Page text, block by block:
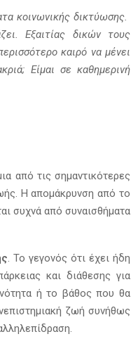
κοινωνικής δικτύωσης.
Εξαιτίας δικών τους
καιρό να μένει
Είμαι σε καθημερινή
από τις σημαντικότερες
Η απομάκρυνση από το
συχνά από συναισθήματα
. Το γεγονός ότι έχει ήδη
και διάθεσης για
ή το βάθος που θα
ζωή συνήθως